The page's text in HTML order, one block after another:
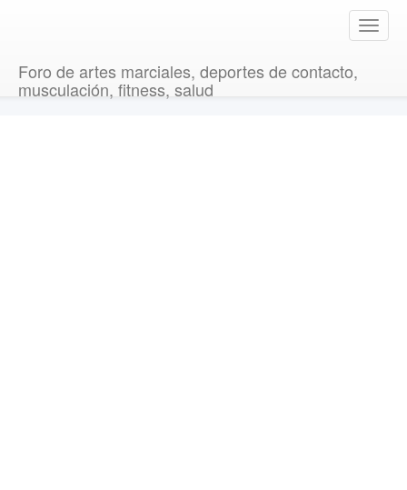
T
o
Foro de artes marciales, deportes de contacto,
musculación, fitness, salud